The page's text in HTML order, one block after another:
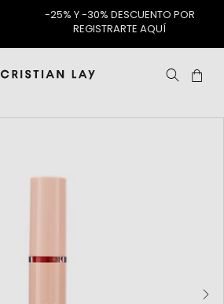
-25% Y -30% DESCUENTO POR
REGISTRARTE AQUÍ